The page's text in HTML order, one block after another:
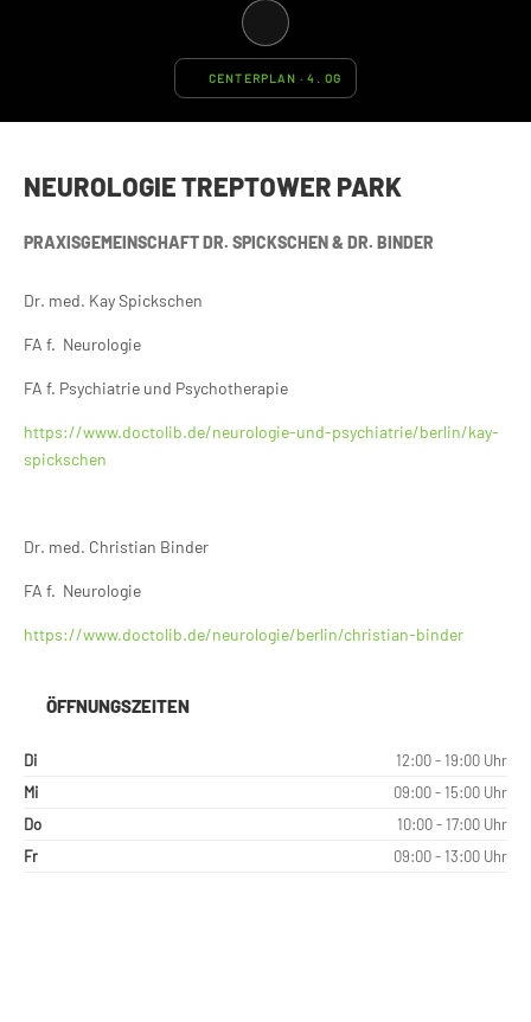
CENTERPLAN · 4. OG
NEUROLOGIE TREPTOWER PARK
PRAXISGEMEINSCHAFT DR. SPICKSCHEN & DR. BINDER
Dr. med. Kay Spickschen
FA f. Neurologie
FA f. Psychiatrie und Psychotherapie
https://www.doctolib.de/neurologie-und-psychiatrie/berlin/kay-
spickschen
Dr. med. Christian Binder
FA f. Neurologie
https://www.doctolib.de/neurologie/berlin/christian-binder
ÖFFNUNGSZEITEN
Di
12:00 - 19:00 Uhr
Mi
09:00 - 15:00 Uhr
Do
10:00 - 17:00 Uhr
Fr
09:00 - 13:00 Uhr